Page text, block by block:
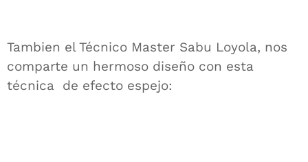
Tambien el Técnico Master Sabu Loyola, nos
comparte un hermoso diseño con esta
técnica de efecto espejo: